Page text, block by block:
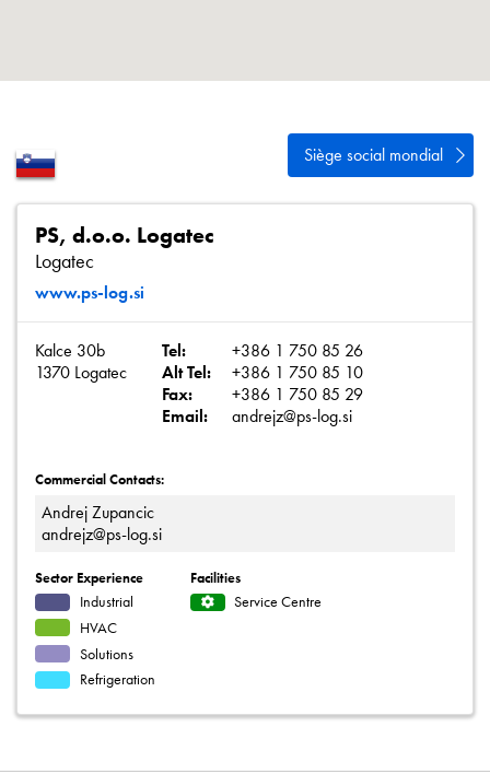
Siège social mondial
PS, d.o.o. Logatec
Logatec
www.ps-log.si
Kalce 30b
1370 Logatec
Tel:
+386 1 750 85 26
Alt Tel:
+386 1 750 85 10
Fax:
+386 1 750 85 29
Email:
andrejz@ps-log.si
Commercial Contacts:
Andrej Zupancic
andrejz@ps-log.si
Sector Experience
Industrial
HVAC
Solutions
Refrigeration
Facilities
Service Centre